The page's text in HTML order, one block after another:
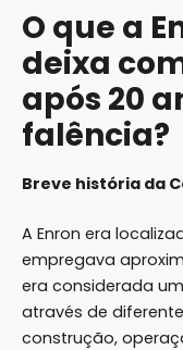
O que a
deixa
após 20
falência?
Breve história da
A Enron era
empregava
era considerada
através de
construção,